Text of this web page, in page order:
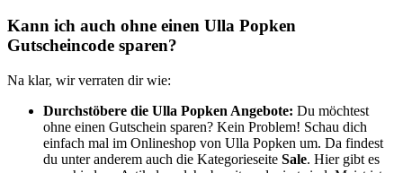
Kann ich auch ohne einen Ulla Popken
Gutscheincode sparen?
Na klar, wir verraten dir wie:
Durchstöbere die Ulla Popken Angebote: Du möchtest
ohne einen Gutschein sparen? Kein Problem! Schau dich
einfach mal im Onlineshop von Ulla Popken um. Da findest
du unter anderem auch die Kategorieseite Sale. Hier gibt es